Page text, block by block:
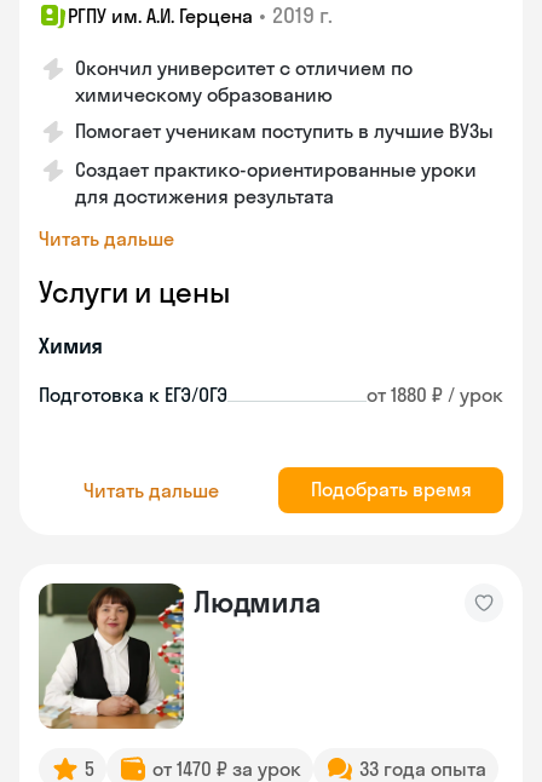
РГПУ им. А.И. Герцена • 2019 г.
Окончил университет с отличием по
химическому образованию
Помогает ученикам поступить в лучшие ВУЗы
Создает практико-ориентированные уроки
для достижения результата
Читать дальше
Услуги и цены
Химия
Подготовка к ЕГЭ/ОГЭ от 1880 ₽ / урок
Читать дальше Подобрать время
Людмила
5 от 1470 ₽ за урок
33 года опыта